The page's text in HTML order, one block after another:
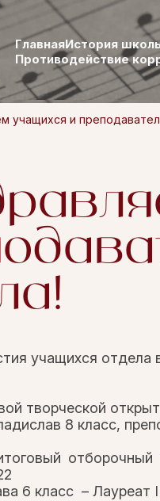
ГлавнаяИстория
Противодействие
учащихся и
учащихся отдела
творческой
8 класс,
отборочный
6 класс – Лауреат